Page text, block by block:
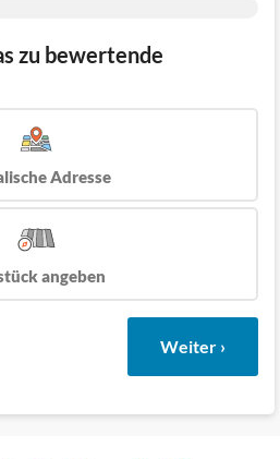
zu bewertende
Adresse
angeben
Weiter ›